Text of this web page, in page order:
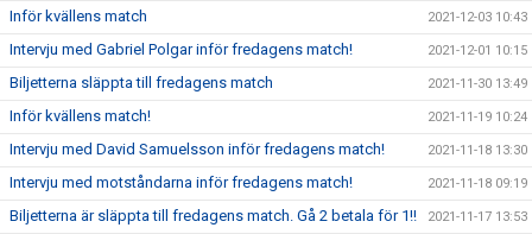
Inför kvällens match 2021-12-03 10:43
Intervju med Gabriel Polgar inför fredagens match! 2021-12-01 10:15
Biljetterna släppta till fredagens match 2021-11-30 13:49
Inför kvällens match! 2021-11-19 10:24
Intervju med David Samuelsson inför fredagens match! 2021-11-18 13:30
Intervju med motståndarna inför fredagens match! 2021-11-18 09:19
Biljetterna är släppta till fredagens match. Gå 2 betala för 1!! 2021-11-17 13:53